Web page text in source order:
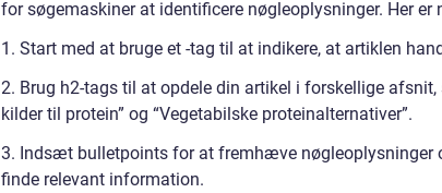
for søgemaskiner at identificere nøgleoplysninger. Her
1. Start med at bruge et -tag til at indikere, at artiklen
2. Brug h2-tags til at opdele din artikel i forskellige afsnit,
kilder til protein” og “Vegetabilske proteinalternativer”.
3. Indsæt bulletpoints for at fremhæve nøgleoplysninger
finde relevant information.